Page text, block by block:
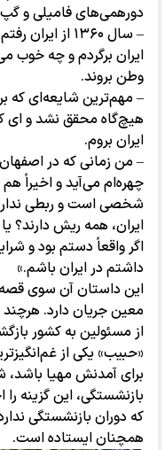
دورهمی‌های فامیلی و
– سال ۱۳۶۰ از
ایران برگردم و چه خوب
وطن بروند.
– مهم‌ترین شایعه‌ای که
هیچ‌گاه محقق نشد و ای
ایران بروم.
– من زمانی که در
چهره‌ام می‌آید و اخیراً
شخصی است و ربطی ندارد
ایران، همه ریش دارند؟
اگر واقعاً دستم بود و
داشتم در ایران باشم.»
این داستان آن سوی
معین جریان دارد.
از مسئولین به کشور
«حبیب» یکی از
برای آمدنش مهیا باشد،
بازنشستگی، این گزینه
که دوران بازنشستگی
همچنان ایستاده است.